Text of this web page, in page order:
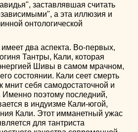
заставлявшая считать
а эта иллюзия и
онтологической
два аспекта. Во-первых,
Тантры, Кали, которая
Шивы в самом мрачном,
состоянии. Кали сеет смерть
мнит себя самодостаточной и
Именно поэтому последний,
в индуизме Кали-югой,
Кали. Этот имманетный ужас
для тантриста